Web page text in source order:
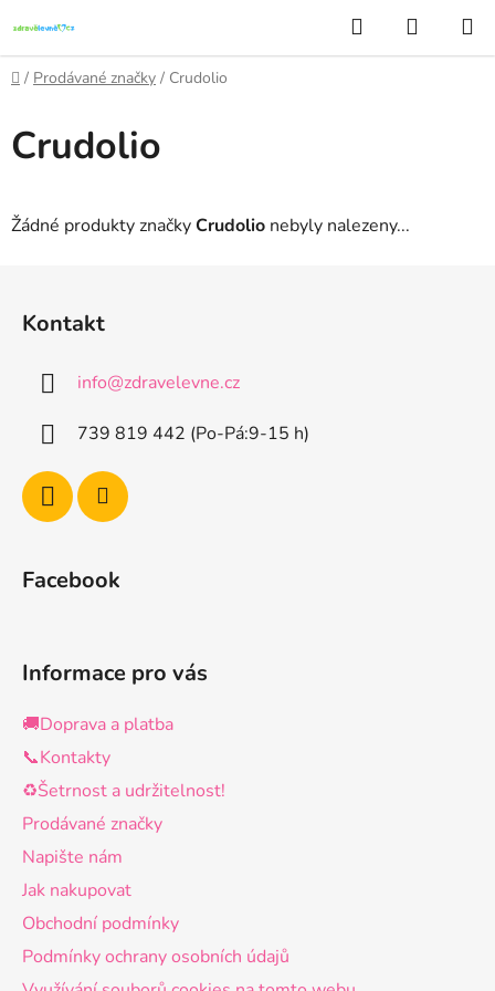
na
obsah
Hledat
KOŠÍK
Domů
/ Prodávané značky / Crudolio
Crudolio
Žádné produkty značkyCrudolio nebyly nalezeny...
Kontakt
info@zdravelevne.cz
739 819 442 (Po-Pá:9-15 h)
Facebook
Informace pro vás
🚚Doprava a platba
📞Kontakty
♻️Šetrnost a udržitelnost!
Prodávané značky
Napište nám
Jak nakupovat
Obchodní podmínky
Podmínky ochrany osobních údajů